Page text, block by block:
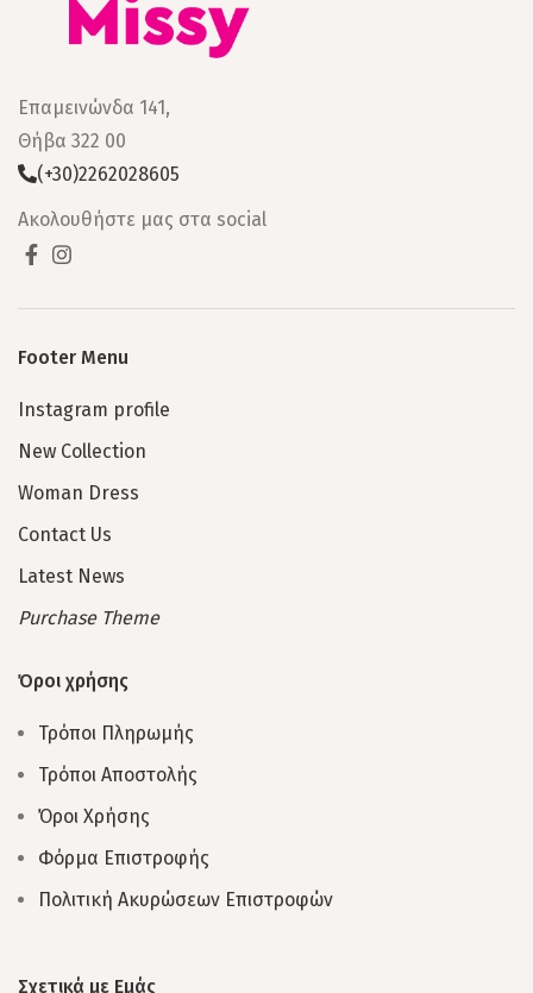
Επαμεινώνδα 141,
Θήβα 322 00
(+30)2262028605
Ακολουθήστε μας στα social
Footer Menu
Instagram profile
New Collection
Woman Dress
Contact Us
Latest News
Purchase Theme
Όροι χρήσης
Τρόποι Πληρωμής
Τρόποι Αποστολής
Όροι Χρήσης
Φόρμα Επιστροφής
Πολιτική Ακυρώσεων Επιστροφών
Σχετικά με Εμάς